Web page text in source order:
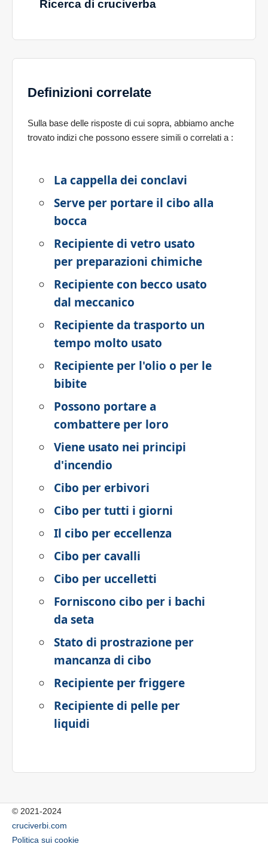
Ricerca di cruciverba
Definizioni correlate
Sulla base delle risposte di cui sopra, abbiamo anche
trovato indizi che possono essere simili o correlati a :
La cappella dei conclavi
Serve per portare il cibo alla
bocca
Recipiente di vetro usato
per preparazioni chimiche
Recipiente con becco usato
dal meccanico
Recipiente da trasporto un
tempo molto usato
Recipiente per l'olio o per le
bibite
Possono portare a
combattere per loro
Viene usato nei principi
d'incendio
Cibo per erbivori
Cibo per tutti i giorni
Il cibo per eccellenza
Cibo per cavalli
Cibo per uccelletti
Forniscono cibo per i bachi
da seta
Stato di prostrazione per
mancanza di cibo
Recipiente per friggere
Recipiente di pelle per
liquidi
© 2021-2024
cruciverbi.com
Politica sui cookie